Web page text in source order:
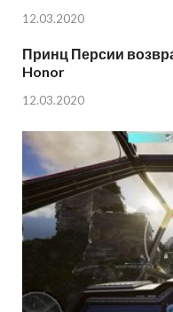
12.03.2020
Принц Персии
Honor
12.03.2020